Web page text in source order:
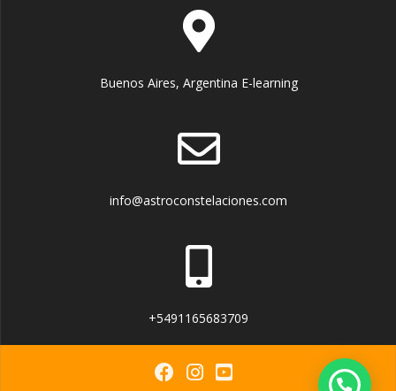
Buenos Aires, Argentina E-learning
info@astroconstelaciones.com
+5491165683709